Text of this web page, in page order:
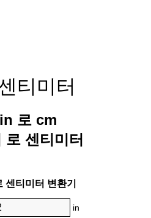
티미터
로 cm
로 센티미터
센티미터 변환기
in